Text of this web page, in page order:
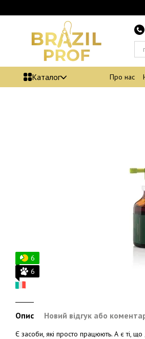
Каталог Про нас
6
6
Опис Новий відгук або
Є засоби, які просто працюють. А є ті,